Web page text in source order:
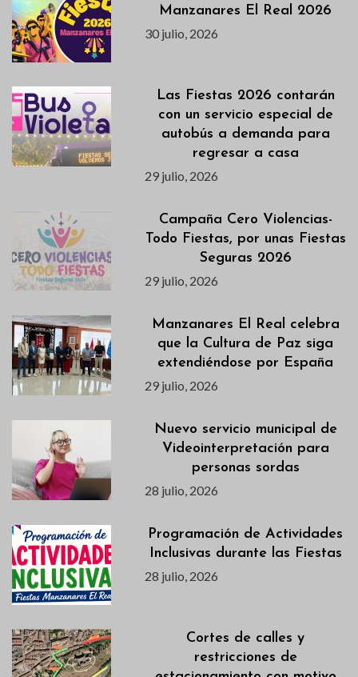
Manzanares El Real 2026
30 julio, 2026
Las Fiestas 2026 contarán
con un servicio especial de
autobús a demanda para
regresar a casa
29 julio, 2026
Campaña Cero Violencias-
Todo Fiestas, por unas Fiestas
Seguras 2026
29 julio, 2026
Manzanares El Real celebra
que la Cultura de Paz siga
extendiéndose por España
29 julio, 2026
Nuevo servicio municipal de
Videointerpretación para
personas sordas
28 julio, 2026
Programación de Actividades
Inclusivas durante las Fiestas
28 julio, 2026
Cortes de calles y
restricciones de